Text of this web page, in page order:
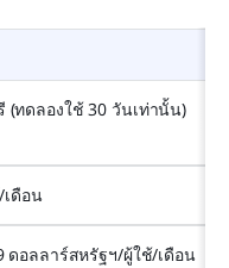
(ทดลองใช้ 30 วันเท่านั้น)
เดือน
ดอลลาร์สหรัฐฯ/ผู้ใช้/เดือน